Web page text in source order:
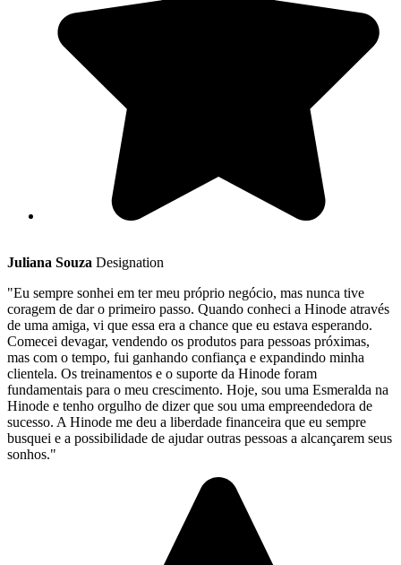
Juliana Souza Designation
"Eu sempre sonhei em ter meu próprio negócio, mas nunca tive
coragem de dar o primeiro passo. Quando conheci a Hinode através
de uma amiga, vi que essa era a chance que eu estava esperando.
Comecei devagar, vendendo os produtos para pessoas próximas,
mas com o tempo, fui ganhando confiança e expandindo minha
clientela. Os treinamentos e o suporte da Hinode foram
fundamentais para o meu crescimento. Hoje, sou uma Esmeralda na
Hinode e tenho orgulho de dizer que sou uma empreendedora de
sucesso. A Hinode me deu a liberdade financeira que eu sempre
busquei e a possibilidade de ajudar outras pessoas a alcançarem seus
sonhos."